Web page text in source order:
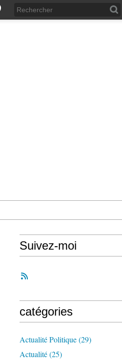
Suivez-moi
catégories
Actualité Politique(29)
Actualité(25)